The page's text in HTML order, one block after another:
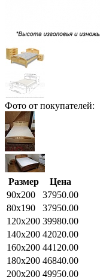
Фото от покупателей:
Размер
Цена
90x200
37950.00
80x190
37950.00
120x200 39980.00
140x200 42020.00
160x200 44120.00
180x200 46840.00
200x200 49950.00